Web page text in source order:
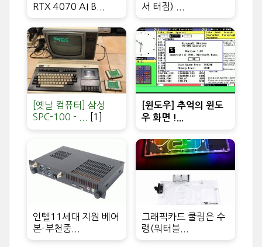
RTX 4070 AI B...
서 터짐) ...
[옛날 컴퓨터] 삼성
SPC-100 - ...
[1]
[윈도우] 추억의 윈도
우 화면 !...
인텔11세대 지원 베어
본-부천중...
그래픽카드 쿨링은 수
랭(워터블...